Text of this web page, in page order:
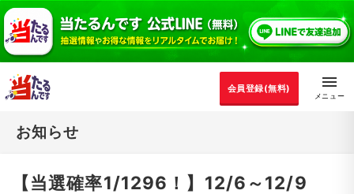
会員登録(無料)
お知らせ
【当選確率1/1296！】12/6～12/9